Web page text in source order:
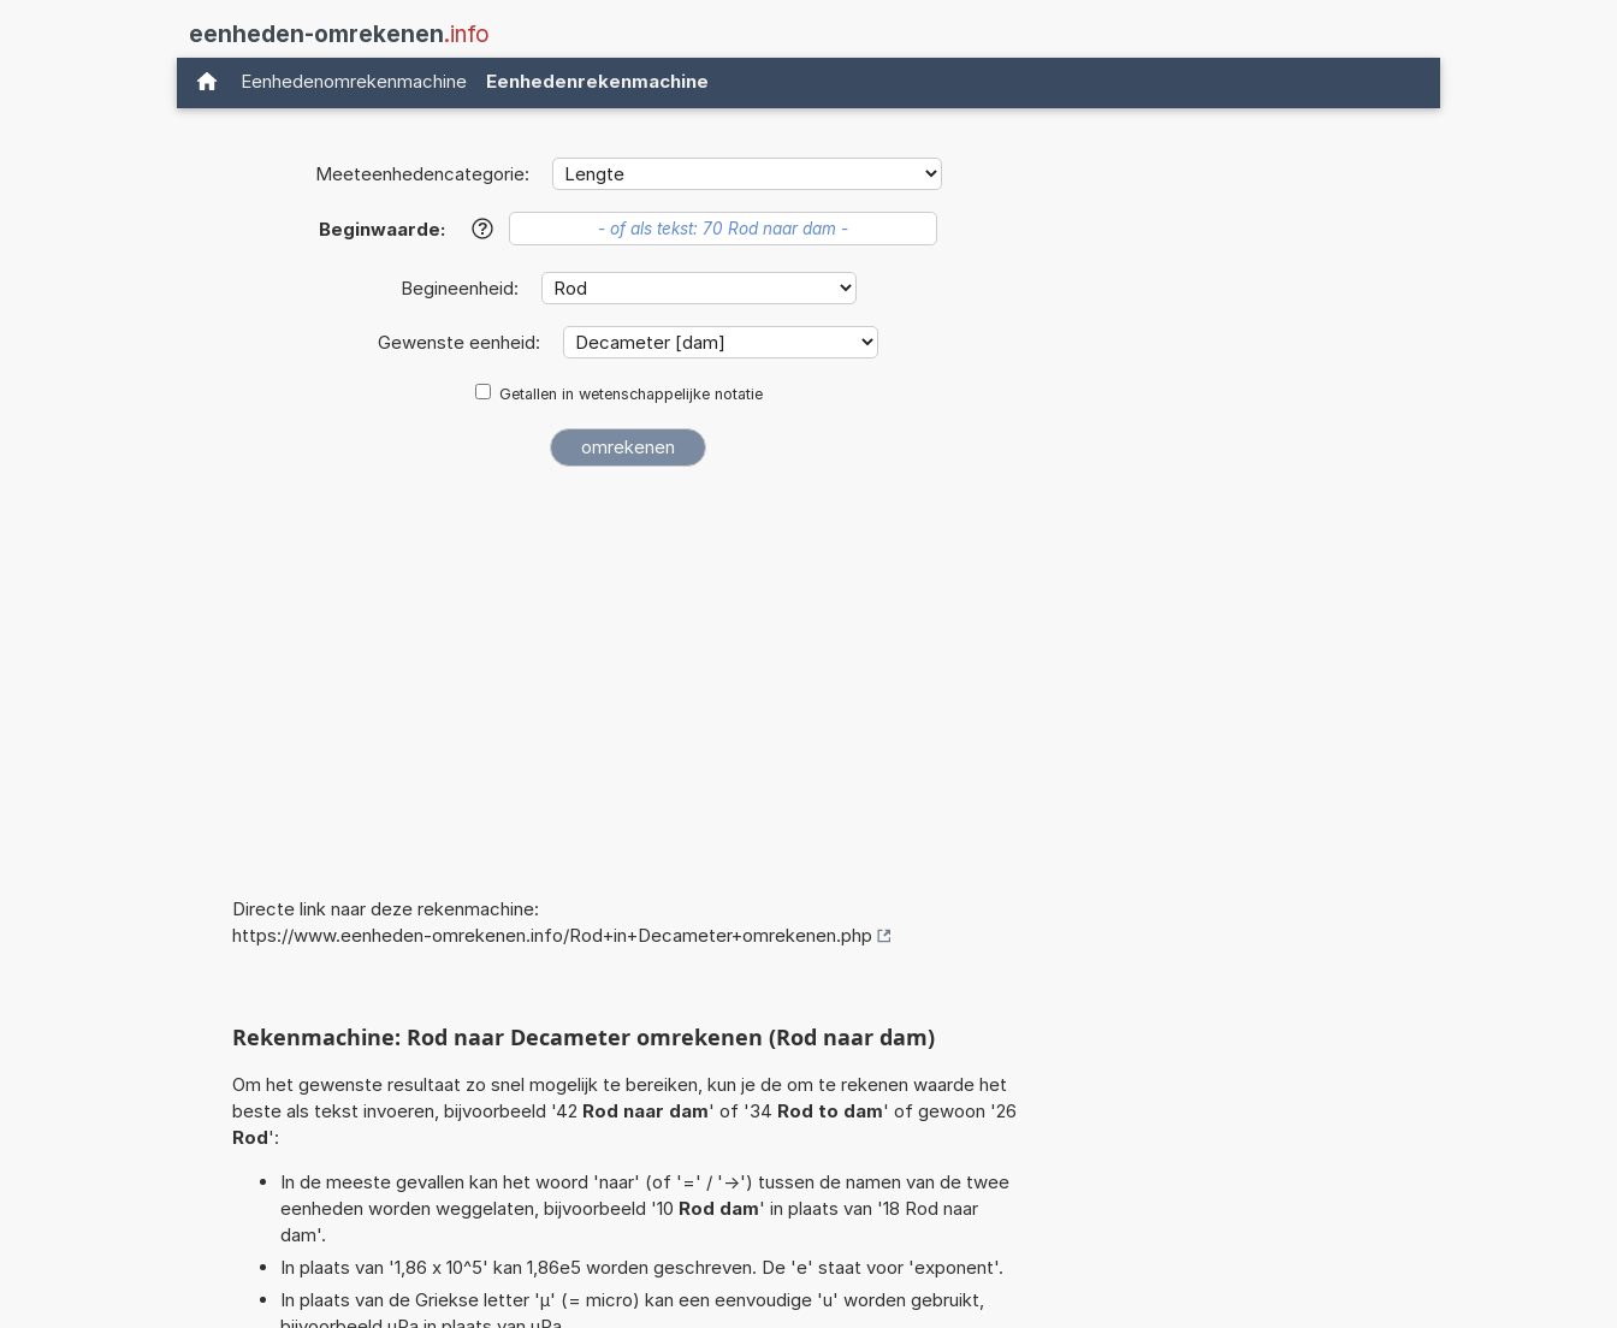
eenheden-omrekenen.info
Eenhedenomrekenmachine Eenhedenrekenmachine
Meeteenhedencategorie:
Beginwaarde: ?
Begineenheid:
Gewenste eenheid:
Getallen in wetenschappelijke notatie
Directe link naar deze rekenmachine:
https://www.eenheden-omrekenen.info/Rod+in+Decameter+omrekenen.php
Rekenmachine: Rod naar Decameter omrekenen (Rod naar dam)
Om het gewenste resultaat zo snel mogelijk te bereiken, kun je de om te rekenen waarde het
beste als tekst invoeren, bijvoorbeeld '42 Rod naar dam' of '34 Rod to dam' of gewoon '26
Rod':
In de meeste gevallen kan het woord 'naar' (of '=' / '->') tussen de namen van de twee
eenheden worden weggelaten, bijvoorbeeld '10 Rod dam' in plaats van '18 Rod naar
dam'.
In plaats van '1,86 x 10^5' kan 1,86e5 worden geschreven. De 'e' staat voor 'exponent'.
In plaats van de Griekse letter 'µ' (= micro) kan een eenvoudige 'u' worden gebruikt,